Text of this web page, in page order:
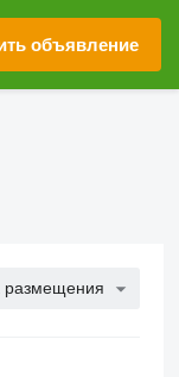
объявление
размещения